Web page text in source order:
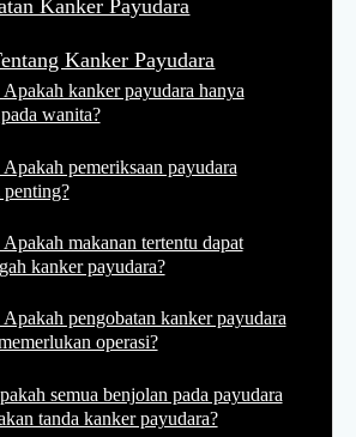
Kanker Payudara
Kanker Payudara
Apakah kanker payudara hanya
wanita?
Apakah pemeriksaan payudara
Apakah makanan tertentu dapat
kanker payudara?
Apakah pengobatan kanker payudara
operasi?
semua benjolan pada payudara
tanda kanker payudara?